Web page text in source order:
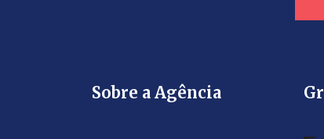
Sobre a Agência